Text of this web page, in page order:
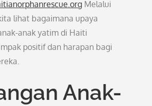
Melalui
lihat bagaimana upaya
anak yatim di Haiti
positif dan harapan bagi
Anak-